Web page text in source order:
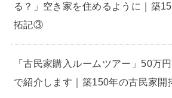
る？」空き家を住めるように｜築
拓記③
「古民家購入ルームツアー」50万
で紹介します｜築150年の古民家